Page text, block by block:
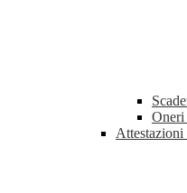
Oneri